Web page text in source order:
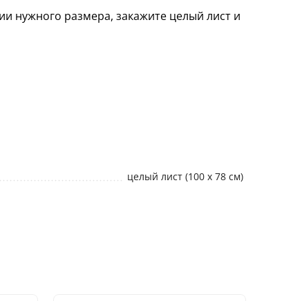
нужного размера, закажите целый лист и
целый лист (100 х 78 см)